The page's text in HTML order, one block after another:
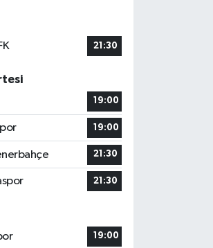
21:30
19:00
19:00
21:30
21:30
19:00